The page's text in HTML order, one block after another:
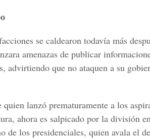
se caldearon todavía más
amenazas de publicar
advirtiendo que no ataquen a su
quien lanzó prematuramente a los
ahora es salpicado por la división
de los presidenciales, quien avala el